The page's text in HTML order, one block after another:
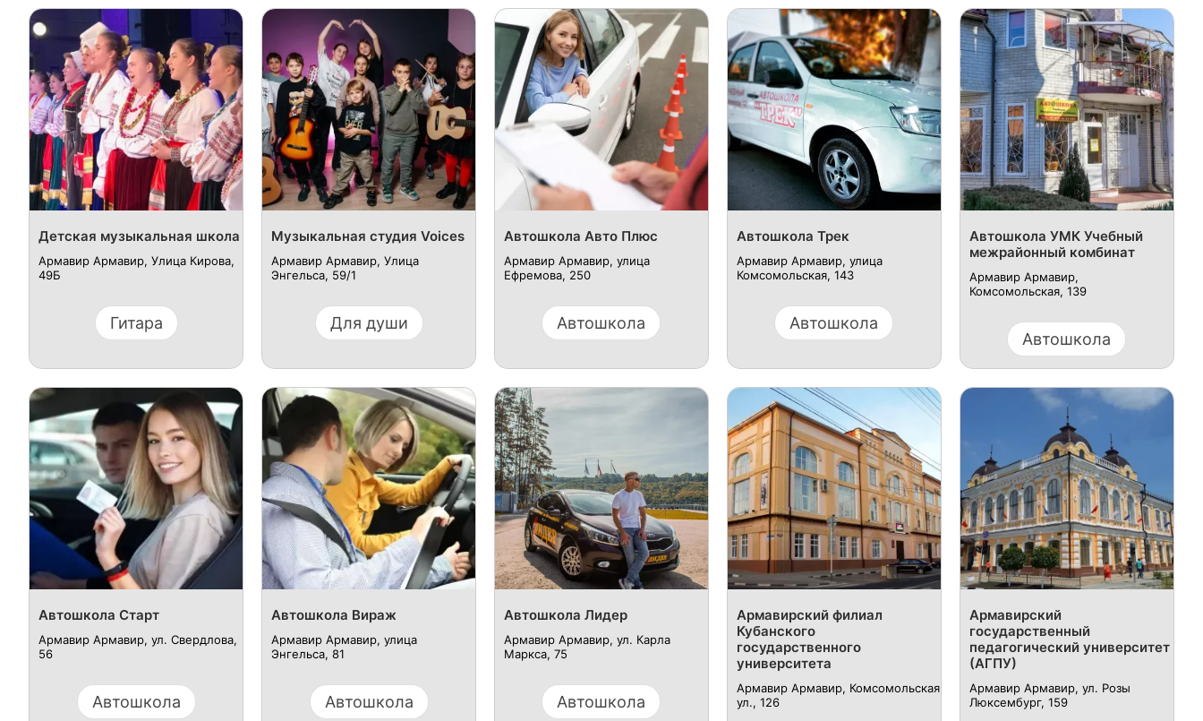
Детская музыкальная школа
Армавир Армавир, Улица Кирова,
49Б
Гитара
Музыкальная студия Voices
Армавир Армавир, Улица
Энгельса, 59/1
Для души
Автошкола Авто Плюс
Армавир Армавир, улица
Ефремова, 250
Автошкола
Автошкола Трек
Армавир Армавир, улица
Комсомольская, 143
Автошкола
Автошкола УМК Учебный
межрайонный комбинат
Армавир Армавир,
Комсомольская, 139
Автошкола
Автошкола Старт
Армавир Армавир, ул. Свердлова,
56
Автошкола
Автошкола Вираж
Армавир Армавир, улица
Энгельса, 81
Автошкола
Автошкола Лидер
Армавир Армавир, ул. Карла
Маркса, 75
Автошкола
Армавирский филиал
Кубанского
государственного
университета
Армавир Армавир, Комсомольская
ул., 126
Армавирский
государственный
педагогический университет
(АГПУ)
Армавир Армавир, ул. Розы
Люксембург, 159